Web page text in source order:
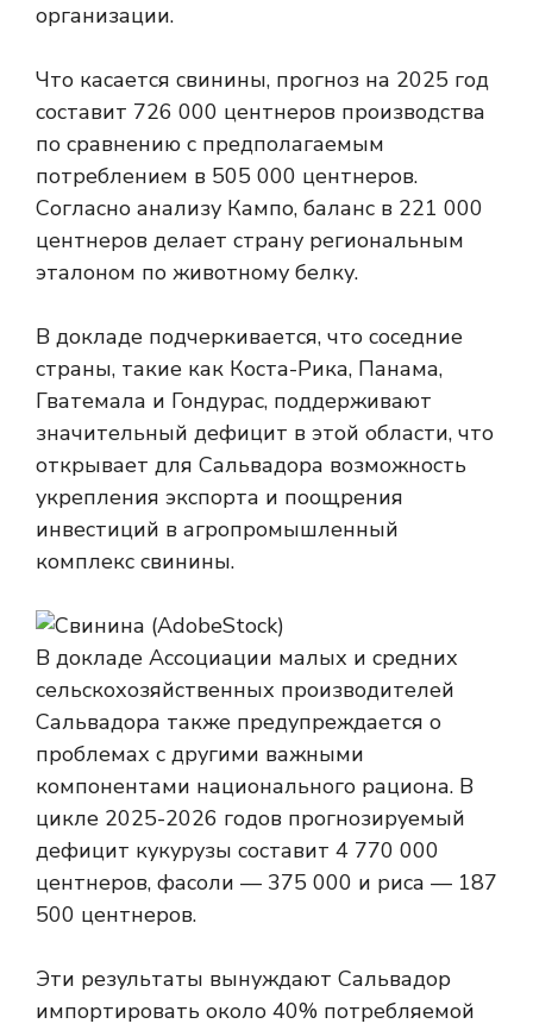
организации.
Что касается свинины, прогноз на 2025 год
составит 726 000 центнеров производства
по сравнению с предполагаемым
потреблением в 505 000 центнеров.
Согласно анализу Кампо, баланс в 221 000
центнеров делает страну региональным
эталоном по животному белку.
В докладе подчеркивается, что соседние
страны, такие как Коста-Рика, Панама,
Гватемала и Гондурас, поддерживают
значительный дефицит в этой области, что
открывает для Сальвадора возможность
укрепления экспорта и поощрения
инвестиций в агропромышленный
комплекс свинины.
В докладе Ассоциации малых и средних
сельскохозяйственных производителей
Сальвадора также предупреждается о
проблемах с другими важными
компонентами национального рациона. В
цикле 2025-2026 годов прогнозируемый
дефицит кукурузы составит 4 770 000
центнеров, фасоли — 375 000 и риса — 187
500 центнеров.
Эти результаты вынуждают Сальвадор
импортировать около 40% потребляемой